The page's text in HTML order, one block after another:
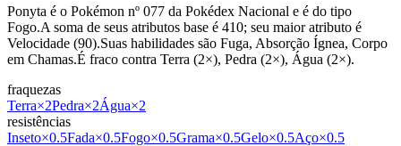
Ponyta é o Pokémon nº 077 da Pokédex Nacional e é do tipo
Fogo.A soma de seus atributos base é 410; seu maior atributo é
Velocidade (90).Suas habilidades são Fuga, Absorção Ígnea, Corpo
em Chamas.É fraco contra Terra (2×), Pedra (2×), Água (2×).
fraquezas
Terra×2Pedra×2Água×2
resistências
Inseto×0.5Fada×0.5Fogo×0.5Grama×0.5Gelo×0.5Aço×0.5